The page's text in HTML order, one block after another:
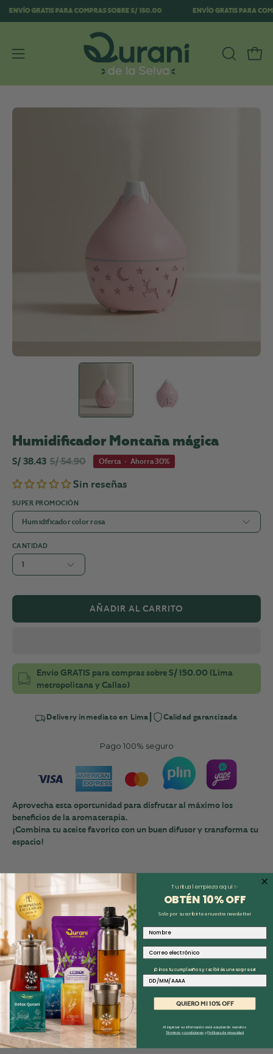
Saltar
al
ENVÍO GRATIS PARA COMPRAS SOBRE S/ 150.00 ENVÍO GRATIS PARA
Abrir
navegación
ABRIR
Humidificador Montaña mágica
S/ 38.43 S/ 54.90 Oferta • Ahorra30%
Sin reseñas
SUPER PROMOCIÓN
Humidificador color rosa
CANTIDAD
1
AÑADIR AL CARRITO
Envío GRATIS para compras sobre S/ 150.00 (Lima
metropolitana y Callao)
Delivery inmediato en Lima| Calidad garantizada
Pago 100% seguro
Aprovecha esta oportunidad para disfrutar al máximo los
beneficios de la aromaterapia.
¡Combina tu aceite favorito con un buen difusor y transforma tu
espacio!
📌 Cambios y Devoluciones
📦 Envíos
Compra
ago 8
Preparación
ago 9
Entrega
ago 11
Tu ritual empieza aquí ✨
OBTÉN 10% OFF
Solo por suscribirte a nuestra newsletter
Nombre
Correo electrónico
¡Dinos tu cumpleaños y recibirás una sorpresa!
Fecha
QUIERO MI 10% OFF
Al ingresar su información está aceptando nuestros
Términos y condicionesyPolíticas de privacidad